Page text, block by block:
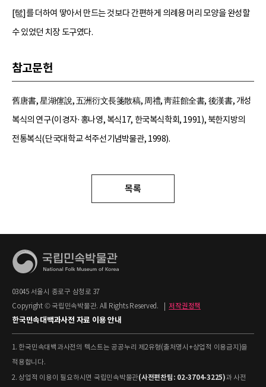
[髢]를 더하여 땋아서 만드는 것보다 간편하게 의례용 머리 모양을 완성할
수 있었던 치장 도구였다.
참고문헌
舊唐書, 星湖僿說, 五洲衍文長箋散稿, 周禮, 靑莊館全書, 後漢書, 개성
복식의 연구(이경자·홍나영, 복식17, 한국복식학회, 1991), 북한지방의
전통복식(단국대학교 석주선기념박물관, 1998).
목록
03045 서울시 종로구 삼청로 37
Copyright © 국립민속박물관. All Rights Reserved.
저작권정책
한국민속대백과사전 자료 이용 안내
1. 한국민속대백과사전의 텍스트는 공공누리 제2유형(출처명시+상업적 이용금지)을
적용합니다.
2. 상업적 이용이 필요하시면 국립민속박물관(사전편찬팀: 02-3704-3225)과 사전